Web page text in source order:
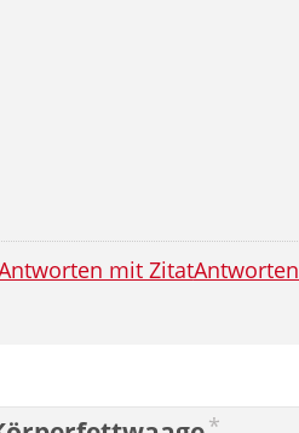
Antworten
*